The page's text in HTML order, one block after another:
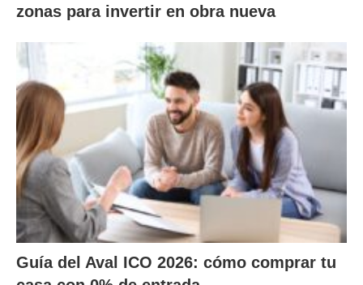
zonas para invertir en obra nueva
Guía del Aval ICO 2026: cómo comprar tu